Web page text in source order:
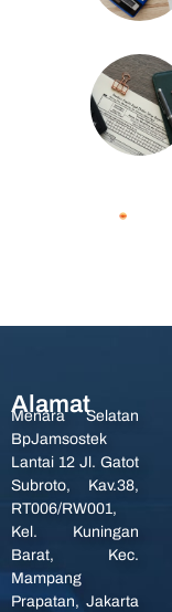
Alamat
Menara Selatan
BpJamsostek
Lantai 12 Jl. Gatot
Subroto, Kav.38,
RT006/RW001,
Kel. Kuningan
Barat, Kec.
Mampang
Prapatan, Jakarta